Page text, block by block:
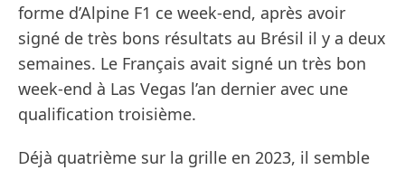
forme d’Alpine F1 ce week-end, après avoir
signé de très bons résultats au Brésil il y a deux
semaines. Le Français avait signé un très bon
week-end à Las Vegas l’an dernier avec une
qualification troisième.
Déjà quatrième sur la grille en 2023, il semble